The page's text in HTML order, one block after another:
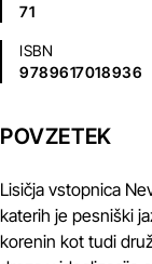
71
ISBN
9789617018936
POVZETEK
Lisičja vstopnica
katerih je pesniški
korenin kot tudi